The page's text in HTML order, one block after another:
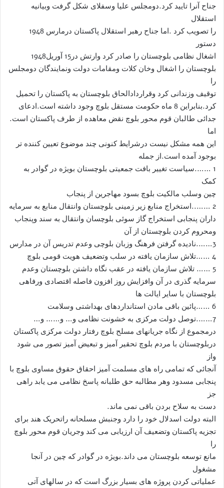
جناح آنرا تایید کرد.دومجلس علیا وسفلای شکل گرفت وبیانیه
استقلال
را تصویب کرد .اما جناح رهبر استقلال پاکستان درمارس 1948
دستور
اشغال نظامی بلوچستان را صادر کرد وارتش در15 آوریل1948
بلوچستان را اشغال وخان کلات ومقامات دولت ونمایندگان دومجلس
را
توقیف وزندانی کرد وقراردادالحاق بلوچستان به پاکستان را تحمیل
کرد.بنابراین 8 ماه حکومت مستقل بلوچ وجود داشته است.ادعای
جدائی طالبان قوم محور بلوچ نقض معاهده از طرف پاکستان است.
اما
این همه مشکل نیست درشرایط کنونی چند موضوع تعیین کننده تر
بوجود آمده است.از جمله
1 …….سیاست تغییر بافت جمعیتی بلوچستان بویژه در گوادر به
کمک
چین وسلب مالکیت بلوچ بسود مهاجرین از پنجاب
2 ……..استخراج منابع زیر زمینی بلوچستان وانتقال منابع به سرمایه
داران پنجابی استخراج گاز سوئی بلوچسان وانتقال به سند وپنجاب
ومحروم کردن بلوچستان از آن
3…….نادیده گرفتن فرهنگ وزبان بلوچی وعدم تدریس آن در مدارس
4 ……تلاش سازمان یافته در سلب وتضعیف هویت قومی بلوچ
5 …… تلاش سازمان یافته در عقب نگاه داشتن بلوچستان وعدم
سرمایه گذری در آن وافزایش روز افزون فاصله اقتصادی ورفاهی
بلوچستان با سایر ایالت ها
6 ……پائین باقی مادن استانداردهای بهداشتی وسلامت
7…….توصل دولت مرکزی به خشونت نظامی و… و…… و…
درمجموع از نگاه جریانهای مسلح بلوچ رفتار دولت مرکزی پاکستان
دربلوچستان با مردم بلوچ تحقیر آمیز و تبعیض آمیز تصور می شود
واز
آنجائی که تمامی راه های مسلمت آمیز احقاق حقوق مساوی بلوچ با
پنجابی مسدود وهر مطالبه حق طلبانه پاسخ نظامی می یابد راهی
جز
دست به سلاح بردن باقی نمی ماند.
البته دولت اسدلال خود را دارد وجنبش مسلحانه راتحریک هند برای
تجزیه پاکستان وتضعیف آن ارزیابی می کند وجریان قوم محور بلوچ
را
مانع توسعه بلوچستان می داند.بویژه در گوادر که چین در آنجا
مشغول
عملیاتی کردن پروژه های بسیار بزرگ است که در سالهای آتی